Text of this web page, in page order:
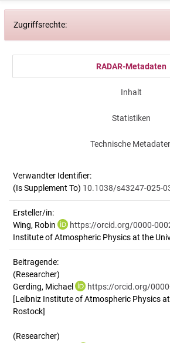
Zugriffsrechte:
RADAR-Metadaten
Inhalt
Statistiken
Technische
Verwandter Identifier:
(Is Supplement To) 10.1038/s43247-025-
Ersteller/in:
Wing, Robin
https://orcid.org/0000-
Institute of Atmospheric Physics at the
Beitragende:
(Researcher)
Gerding, Michael
https://orcid.org/
[Leibniz Institute of Atmospheric Physics
Rostock]
(Researcher)